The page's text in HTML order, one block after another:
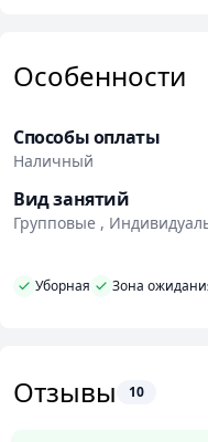
условия для
доступными для
тренажерный зал и
приемлемым ценам.
Уютное светлое
разделением на
фитнес-йоге и
Особенности
Способы оплаты
Наличный
Вид занятий
Групповые ,
Уборная Зона
Отзывы 10